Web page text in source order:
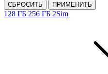
СБРОСИТЬ ПРИМЕНИТЬ
128 ГБ 256 ГБ 2Sim